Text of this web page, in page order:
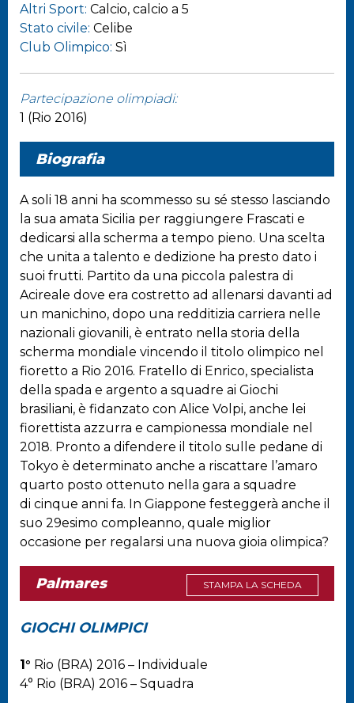
Altri Sport: Calcio, calcio a 5
Stato civile: Celibe
Club Olimpico: Sì
Partecipazione olimpiadi:
1 (Rio 2016)
Biografia
A soli 18 anni ha scommesso su sé stesso lasciando
la sua amata Sicilia per raggiungere Frascati e
dedicarsi alla scherma a tempo pieno. Una scelta
che unita a talento e dedizione ha presto dato i
suoi frutti. Partito da una piccola palestra di
Acireale dove era costretto ad allenarsi davanti ad
un manichino, dopo una redditizia carriera nelle
nazionali giovanili, è entrato nella storia della
scherma mondiale vincendo il titolo olimpico nel
fioretto a Rio 2016. Fratello di Enrico, specialista
della spada e argento a squadre ai Giochi
brasiliani, è fidanzato con Alice Volpi, anche lei
fiorettista azzurra e campionessa mondiale nel
2018. Pronto a difendere il titolo sulle pedane di
Tokyo è determinato anche a riscattare l’amaro
quarto posto ottenuto nella gara a squadre
di cinque anni fa. In Giappone festeggerà anche il
suo 29esimo compleanno, quale miglior
occasione per regalarsi una nuova gioia olimpica?
Palmares STAMPA LA SCHEDA
GIOCHI OLIMPICI
1° Rio (BRA) 2016 – Individuale
4° Rio (BRA) 2016 – Squadra